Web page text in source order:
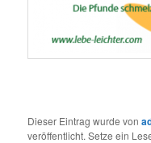
Dieser Eintrag wurde von
veröffentlicht. Setze ein